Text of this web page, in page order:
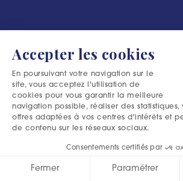
Excessive consumption of alcohol is
Accepter les cookies
En poursuivant votre navigation sur le
site, vous acceptez l'utilisation de
cookies pour vous garantir la meilleure
navigation possible, réaliser des statistiques,
offres adaptées à vos centres d'intérêts et
de contenu sur les réseaux sociaux.
Consentements certifiés par
Fermer Paramétrer